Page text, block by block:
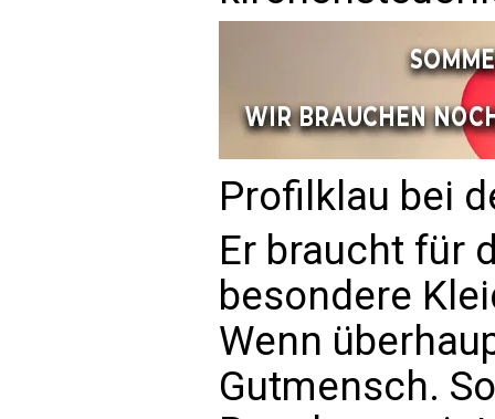
Profilklau bei
Er braucht für
besondere
Wenn
Gutmensch.